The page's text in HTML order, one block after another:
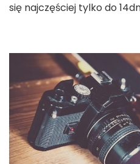
się najczęściej tylko do